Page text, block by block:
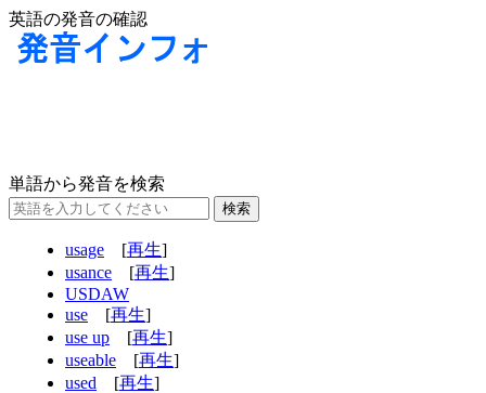
英語の発音の確認
単語から発音を検索
usage [再生]
usance [再生]
USDAW
use [再生]
use up [再生]
useable [再生]
used [再生]